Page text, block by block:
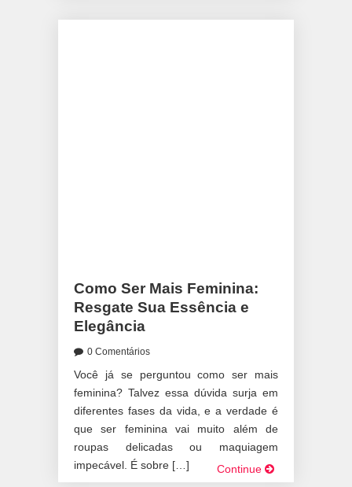
Como Ser Mais Feminina:
Resgate Sua Essência e
Elegância
0 Comentários
Você já se perguntou como ser mais
feminina? Talvez essa dúvida surja em
diferentes fases da vida, e a verdade é
que ser feminina vai muito além de
roupas delicadas ou maquiagem
impecável. É sobre […]
Continue